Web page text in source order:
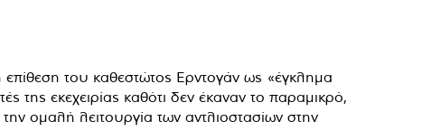
του καθεστώτος Ερντογάν ως «έγκλημα
εκεχειρίας καθότι δεν έκαναν το παραμικρό,
ομαλή λειτουργία των αντλιοστασίων στην